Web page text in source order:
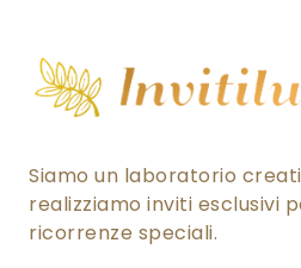
Siamo un laboratorio
realizziamo inviti esclusivi
ricorrenze speciali.